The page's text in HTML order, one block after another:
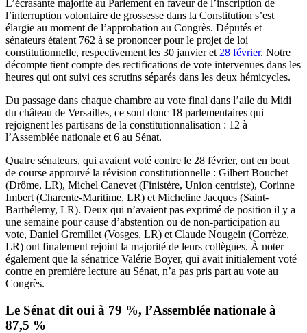
L’écrasante majorité au Parlement en faveur de l’inscription de
l’interruption volontaire de grossesse dans la Constitution s’est
élargie au moment de l’approbation au Congrès. Députés et
sénateurs étaient 762 à se prononcer pour le projet de loi
constitutionnelle, respectivement les 30 janvier et 28 février. Notre
décompte tient compte des rectifications de vote intervenues dans les
heures qui ont suivi ces scrutins séparés dans les deux hémicycles.
Du passage dans chaque chambre au vote final dans l’aile du Midi
du château de Versailles, ce sont donc 18 parlementaires qui
rejoignent les partisans de la constitutionnalisation : 12 à
l’Assemblée nationale et 6 au Sénat.
Quatre sénateurs, qui avaient voté contre le 28 février, ont en bout
de course approuvé la révision constitutionnelle : Gilbert Bouchet
(Drôme, LR), Michel Canevet (Finistère, Union centriste), Corinne
Imbert (Charente-Maritime, LR) et Micheline Jacques (Saint-
Barthélemy, LR). Deux qui n’avaient pas exprimé de position il y a
une semaine pour cause d’abstention ou de non-participation au
vote, Daniel Gremillet (Vosges, LR) et Claude Nougein (Corrèze,
LR) ont finalement rejoint la majorité de leurs collègues. À noter
également que la sénatrice Valérie Boyer, qui avait initialement voté
contre en première lecture au Sénat, n’a pas pris part au vote au
Congrès.
Le Sénat dit oui à 79 %, l’Assemblée nationale à
87,5 %